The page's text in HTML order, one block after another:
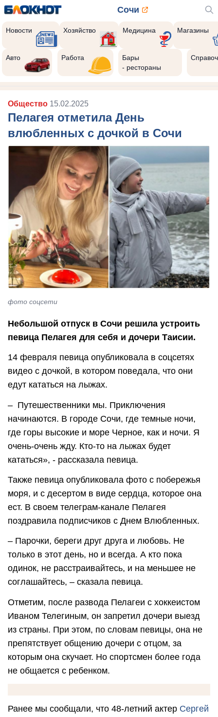
Сочи
Новости Хозяйство Медицина Магазины
Авто Работа
Бары
- рестораны
Общество 15.02.2025
Пелагея отметила День
влюбленных с дочкой в Сочи
фото соцсети
Небольшой отпуск в Сочи решила устроить
певица Пелагея для себя и дочери Таисии.
14 февраля певица опубликовала в соцсетях
видео с дочкой, в котором поведала, что они
едут кататься на лыжах.
– Путешественники мы. Приключения
начинаются. В городе Сочи, где темные ночи,
где горы высокие и море Черное, как и ночи. Я
очень-очень жду. Кто-то на лыжах будет
кататься», - рассказала певица.
Также певица опубликовала фото с побережья
моря, и с десертом в виде сердца, которое она
ест. В своем телеграм-канале Пелагея
поздравила подписчиков с Днем Влюбленных.
– Парочки, береги друг друга и любовь. Не
только в этот день, но и всегда. А кто пока
одинок, не расстраивайтесь, и на меньшее не
соглашайтесь, – сказала певица.
Отметим, после развода Пелагеи с хоккеистом
Иваном Телегиным, он запретил дочери выезд
из страны. При этом, по словам певицы, она не
препятствует общению дочери с отцом, за
которым она скучает. Но спортсмен более года
не общается с ребенком.
Ранее мы сообщали, что 48-летний актер Сергей